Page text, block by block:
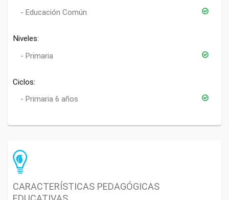
Educación Común
Niveles:
Primaria
Ciclos:
Primaria 6 años
CARACTERÍSTICAS PEDAGÓGICAS